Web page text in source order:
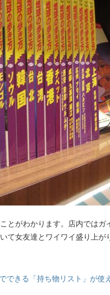
とがわかります。店内ではガ
て女友達とワイワイ盛り上が
できる「持ち物リスト」が使